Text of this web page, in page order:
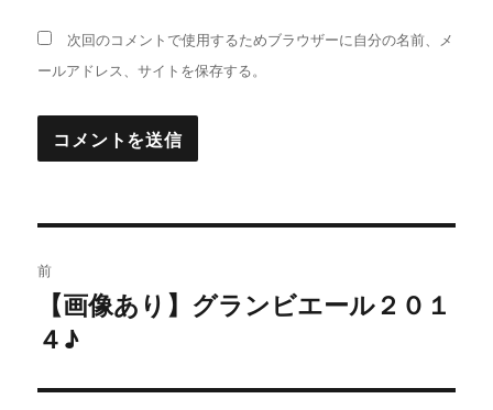
次回のコメントで使用するためブラウザーに自分の名前、メ
ールアドレス、サイトを保存する。
稿
ナ
ビ
前
去
投
【画像あり】グランビエール２０１
４♪